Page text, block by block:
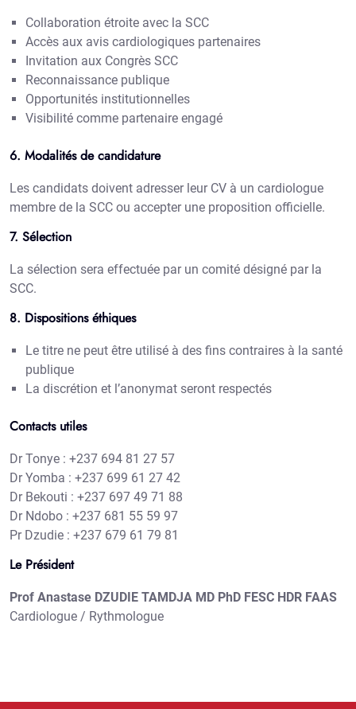
Collaboration étroite avec la SCC
Accès aux avis cardiologiques partenaires
Invitation aux Congrès SCC
Reconnaissance publique
Opportunités institutionnelles
Visibilité comme partenaire engagé
6. Modalités de candidature
Les candidats doivent adresser leur CV à un cardiologue
membre de la SCC ou accepter une proposition officielle.
7. Sélection
La sélection sera effectuée par un comité désigné par la
SCC.
8. Dispositions éthiques
Le titre ne peut être utilisé à des fins contraires à la santé
publique
La discrétion et l’anonymat seront respectés
Contacts utiles
Dr Tonye : +237 694 81 27 57
Dr Yomba : +237 699 61 27 42
Dr Bekouti : +237 697 49 71 88
Dr Ndobo : +237 681 55 59 97
Pr Dzudie : +237 679 61 79 81
Le Président
Prof Anastase DZUDIE TAMDJA MD PhD FESC HDR FAAS
Cardiologue / Rythmologue